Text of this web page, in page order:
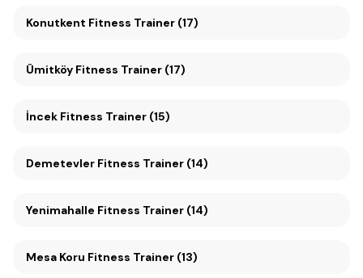
Konutkent Fitness Trainer (17)
Ümitköy Fitness Trainer (17)
İncek Fitness Trainer (15)
Demetevler Fitness Trainer (14)
Yenimahalle Fitness Trainer (14)
Mesa Koru Fitness Trainer (13)